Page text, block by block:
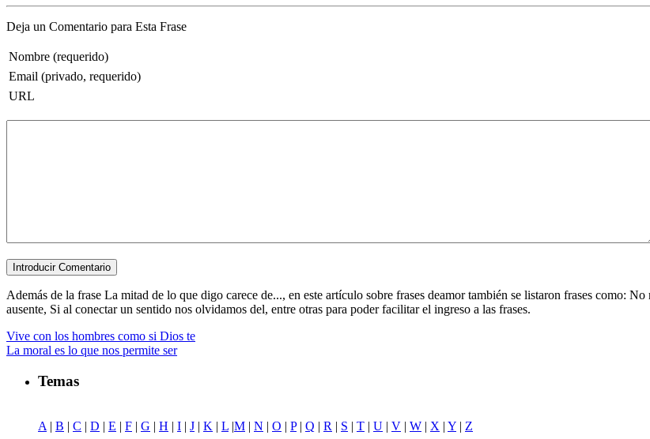
Deja un Comentario para Esta Frase
Nombre (requerido)
Email (privado, requerido)
URL
Además de la frase La mitad de lo que digo carece de..., en este artículo sobre frases deamor también se listaron frases como:
ausente, Si al conectar un sentido nos olvidamos del, entre otras para poder facilitar el ingreso a las frases.
Vive con los hombres como si Dios te
La moral es lo que nos permite ser
Temas
A | B | C | D | E | F | G | H | I | J | K | L |M | N | O | P| Q | R | S | T | U | V | W | X | Y | Z